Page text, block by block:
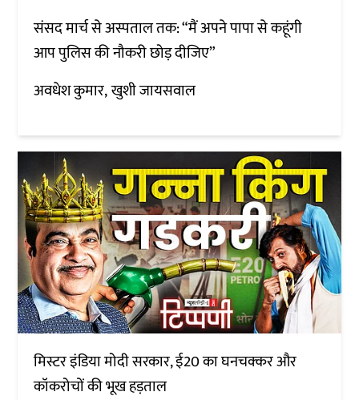
संसद मार्च से अस्पताल तक: “मैं अपने पापा से कहूंगी
आप पुलिस की नौकरी छोड़ दीजिए”
अवधेश कुमार खुशी जायसवाल
मिस्टर इंडिया मोदी सरकार, ई20 का घनचक्कर और
कॉकरोचों की भूख हड़ताल